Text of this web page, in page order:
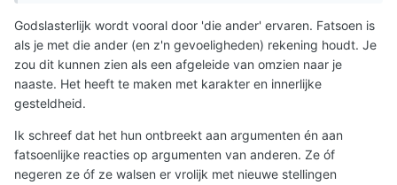
Godslasterlijk wordt vooral door 'die ander' ervaren. Fatsoen is
als je met die ander (en z'n gevoeligheden) rekening houdt. Je
zou dit kunnen zien als een afgeleide van omzien naar je
naaste. Het heeft te maken met karakter en innerlijke
gesteldheid.
Ik schreef dat het hun ontbreekt aan argumenten én aan
fatsoenlijke reacties op argumenten van anderen. Ze óf
negeren ze óf ze walsen er vrolijk met nieuwe stellingen